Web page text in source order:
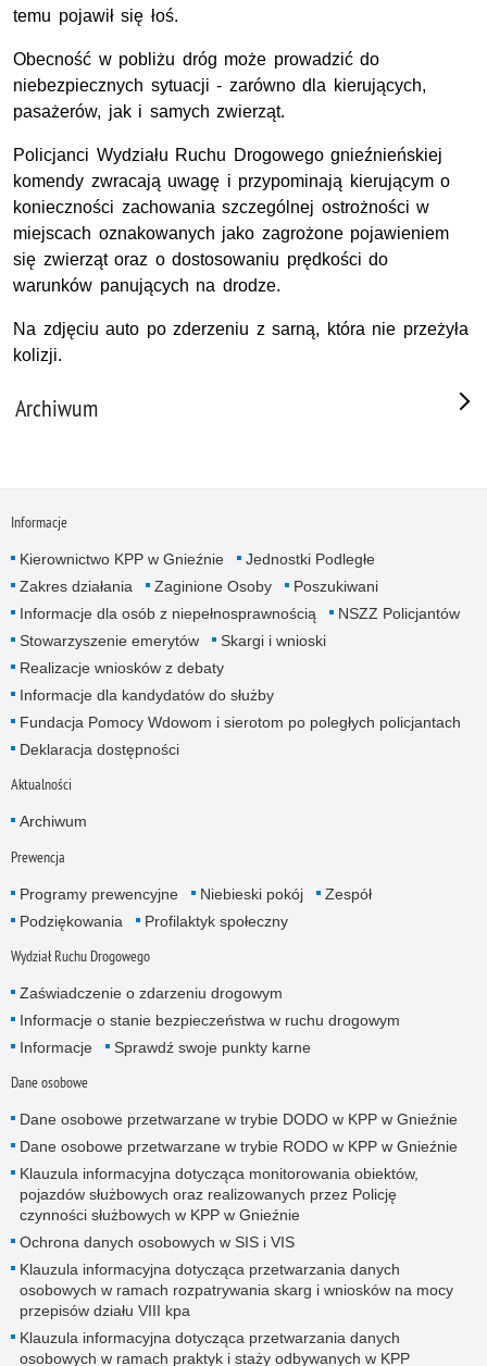
temu pojawił się łoś.
Obecność w pobliżu dróg może prowadzić do
niebezpiecznych sytuacji - zarówno dla kierujących,
pasażerów, jak i samych zwierząt.
Policjanci Wydziału Ruchu Drogowego gnieźnieńskiej
komendy zwracają uwagę i przypominają kierującym o
konieczności zachowania szczególnej ostrożności w
miejscach oznakowanych jako zagrożone pojawieniem
się zwierząt oraz o dostosowaniu prędkości do
warunków panujących na drodze.
Na zdjęciu auto po zderzeniu z sarną, która nie przeżyła
kolizji.
Archiwum
Informacje
Kierownictwo KPP w Gnieźnie
Jednostki Podległe
Zakres działania
Zaginione Osoby
Poszukiwani
Informacje dla osób z niepełnosprawnością
NSZZ Policjantów
Stowarzyszenie emerytów
Skargi i wnioski
Realizacje wniosków z debaty
Informacje dla kandydatów do służby
Fundacja Pomocy Wdowom i sierotom po poległych policjantach
Deklaracja dostępności
Aktualności
Archiwum
Prewencja
Programy prewencyjne Niebieski pokój
Zespół
Podziękowania
Profilaktyk społeczny
Wydział Ruchu Drogowego
Zaświadczenie o zdarzeniu drogowym
Informacje o stanie bezpieczeństwa w ruchu drogowym
Informacje
Sprawdź swoje punkty karne
Dane osobowe
Dane osobowe przetwarzane w trybie DODO w KPP w Gnieźnie
Dane osobowe przetwarzane w trybie RODO w KPP w Gnieźnie
Klauzula informacyjna dotycząca monitorowania obiektów,
pojazdów służbowych oraz realizowanych przez Policję
czynności służbowych w KPP w Gnieźnie
Ochrona danych osobowych w SIS i VIS
Klauzula informacyjna dotycząca przetwarzania danych
osobowych w ramach rozpatrywania skarg i wniosków na mocy
przepisów działu VIII kpa
Klauzula informacyjna dotycząca przetwarzania danych
osobowych w ramach praktyk i staży odbywanych w KPP